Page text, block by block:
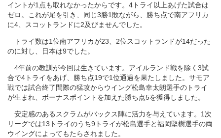
イントが1点も取れなかったからです。4トライ以上あげた試合は
ゼロ。これが尾を引き、同じ3勝1敗ながら、勝ち点で南アフリカ
に4、スコットランドに2及びませんでした。
トライ数は1位南アフリカが23、2位スコットランドが14だった
のに対し、日本は9でした。
4年前の教訓が今回は生きています。アイルランド戦を除く3試
合で4トライをあげ、勝ち点19で1位通過を果たしました。サモア
戦では試合終了間際の猛攻からウイング松島幸太朗選手のトライ
が生まれ、ボーナスポイントを加えた勝ち点5を獲得しました。
安定感のあるスクラムがバックス陣に活力を与えています。1次
リーグでは13トライのうち9トライが松島選手と福岡堅樹選手の両
ウイングによってもたらされました。